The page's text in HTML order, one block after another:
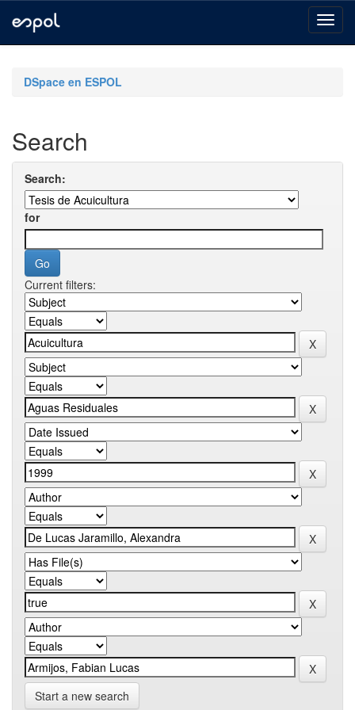
navigationDSpace en ESPOL
Search
Search:
for
Current filters:
Start a new search